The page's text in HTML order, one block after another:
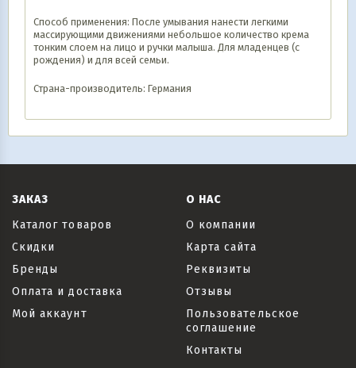
Способ применения: После умывания нанести легкими
массирующими движениями небольшое количество крема
тонким слоем на лицо и ручки малыша. Для младенцев (с
рождения) и для всей семьи.
Страна-производитель: Германия
ЗАКАЗ
Каталог товаров
Скидки
Бренды
Оплата и доставка
Мой аккаунт
О НАС
О компании
Карта сайта
Реквизиты
Отзывы
Пользовательское
соглашение
Контакты